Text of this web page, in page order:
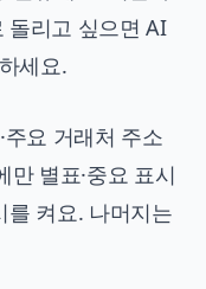
돌리고 싶으면AI
세요.
주요 거래처 주소
만 별표·중요 표시
를 켜요. 나머지는